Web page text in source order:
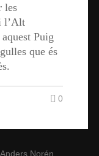
les
l’Alt
Puig
que és
0
Anders Norén